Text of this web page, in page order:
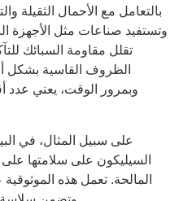
بالتعامل مع الأحمال الثقيلة
وتستفيد صناعات مثل الأجهزة
تقلل مقاومة السبائك
الظروف القاسية بشكل
وبمرور الوقت، يعني عدد
على سبيل المثال، في
السيليكون على سلامتها
المالحة. تعمل هذه